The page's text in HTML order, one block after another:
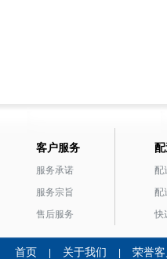
客户服务
服务承诺
服务宗旨
售后服务
配
配
快
首页 关于我们 荣誉